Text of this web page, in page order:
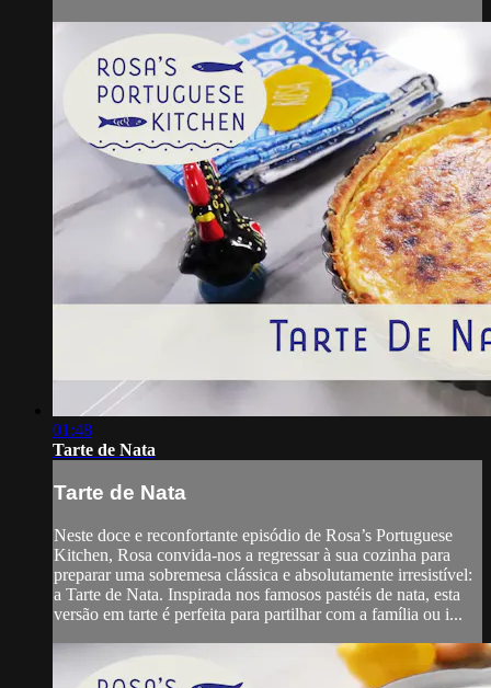
01:48
Tarte de Nata
Tarte de Nata
Neste doce e reconfortante episódio de Rosa’s Portuguese
Kitchen, Rosa convida-nos a regressar à sua cozinha para
preparar uma sobremesa clássica e absolutamente irresistível:
a Tarte de Nata. Inspirada nos famosos pastéis de nata, esta
versão em tarte é perfeita para partilhar com a família ou i...